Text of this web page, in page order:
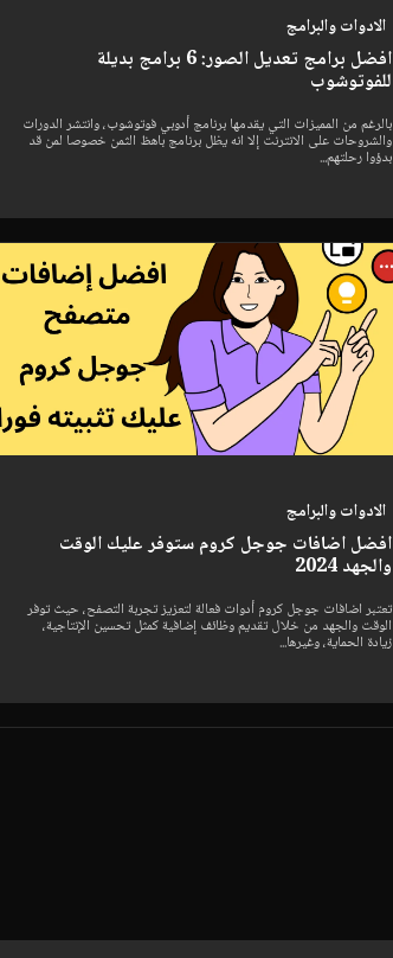
الادوات والبرامج
افضل برامج تعديل الصور: 6 برامج بديلة
للفوتوشوب
بالرغم من المميزات التي يقدمها برنامج أدوبي فوتوشوب، وانتشر الدورات
والشروحات على الانترنت إلا انه يظل برنامج باهظ الثمن خصوصا لمن قد
بدؤوا رحلتهم...
الادوات والبرامج
افضل اضافات جوجل كروم ستوفر عليك الوقت
والجهد 2024
تعتبر اضافات جوجل كروم أدوات فعالة لتعزيز تجربة التصفح، حيث توفر
الوقت والجهد من خلال تقديم وظائف إضافية كمثل تحسين الإنتاجية،
زيادة الحماية، وغيرها...